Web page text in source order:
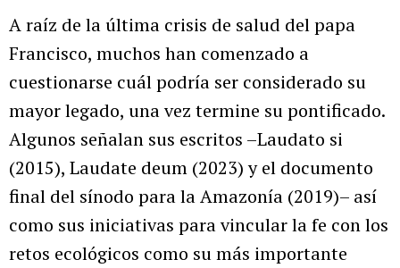
A raíz de la última crisis de salud del papa
Francisco, muchos han comenzado a
cuestionarse cuál podría ser considerado su
mayor legado, una vez termine su pontificado.
Algunos señalan sus escritos –Laudato si
(2015), Laudate deum (2023) y el documento
final del sínodo para la Amazonía (2019)– así
como sus iniciativas para vincular la fe con los
retos ecológicos como su más importante